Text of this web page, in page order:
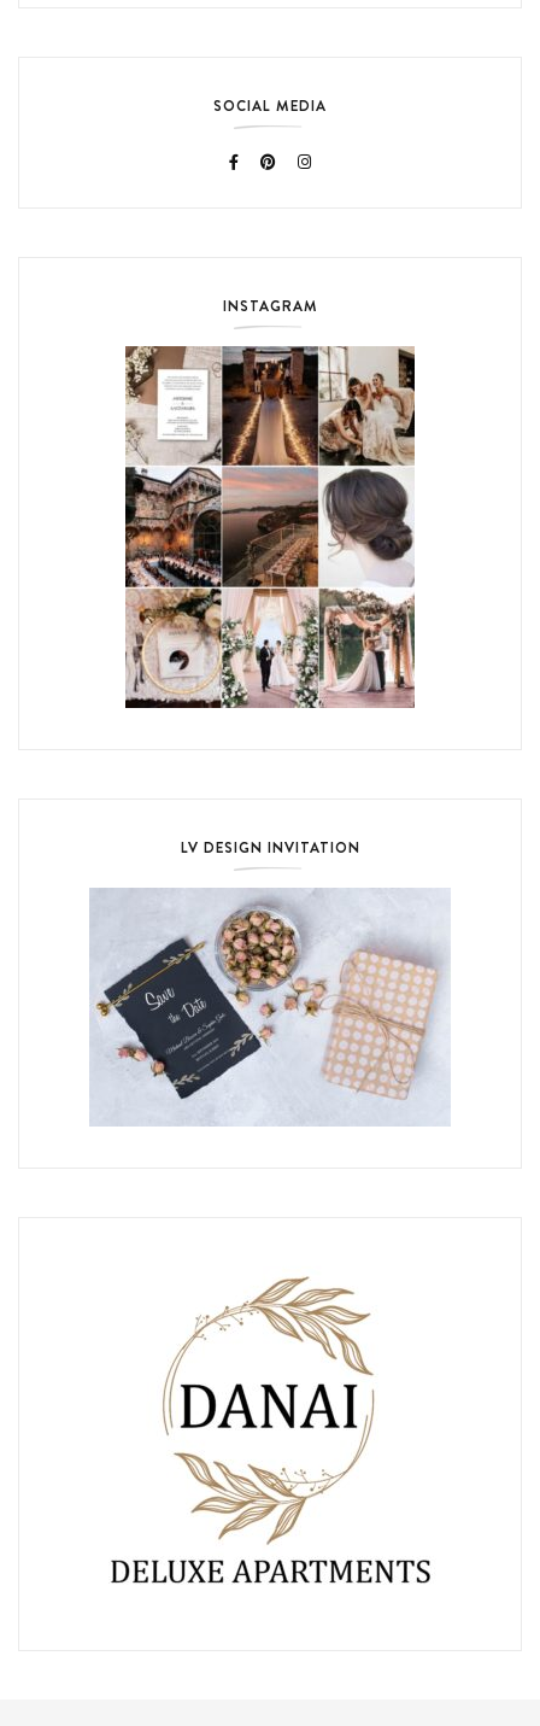
SOCIAL MEDIA
INSTAGRAM
LV DESIGN INVITATION